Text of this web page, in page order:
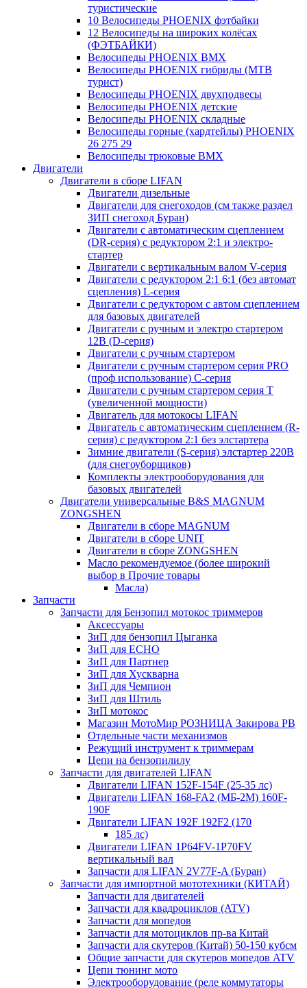
туристические
10 Велосипеды PHOENIX фэтбайки
12 Велосипеды на широких колёсах
(ФЭТБАЙКИ)
Велосипеды PHOENIX BMX
Велосипеды PHOENIX гибриды (MTB
турист)
Велосипеды PHOENIX двухподвесы
Велосипеды PHOENIX детские
Велосипеды PHOENIX складные
Велосипеды горные (хардтейлы) PHOENIX
26 275 29
Велосипеды трюковые BMX
Двигатели
Двигатели в сборе LIFAN
Двигатели дизельные
Двигатели для снегоходов (см также раздел
ЗИП снегоход Буран)
Двигатели с автоматическим сцеплением
(DR-серия) с редуктором 2:1 и электро-
стартер
Двигатели с вертикальным валом V-серия
Двигатели с редуктором 2:1 6:1 (без автомат
сцепления) L-серия
Двигатели с редуктором с автом сцеплением
для базовых двигателей
Двигатели с ручным и электро стартером
12В (D-серия)
Двигатели с ручным стартером
Двигатели с ручным стартером серия PRO
(проф использование) C-серия
Двигатели с ручным стартером серия Т
(увеличенной мощности)
Двигатель для мотокосы LIFAN
Двигатель с автоматическим сцеплением (R-
серия) с редуктором 2:1 без элстартера
Зимние двигатели (S-серия) элстартер 220В
(для снегоуборщиков)
Комплекты электрооборудования для
базовых двигателей
Двигатели универсальные B&S MAGNUM
ZONGSHEN
Двигатели в сборе MAGNUM
Двигатели в сборе UNIT
Двигатели в сборе ZONGSHEN
Масло рекомендуемое (более широкий
выбор в Прочие товары
Масла)
Запчасти
Запчасти для Бензопил мотокос триммеров
Аксессуары
ЗиП для бензопил Цыганка
ЗиП для ЕСНО
ЗиП для Партнер
ЗиП для Хускварна
ЗиП для Чемпион
ЗиП для Штиль
ЗиП мотокос
Магазин МотоМир РОЗНИЦА Закирова РВ
Отдельные части механизмов
Режущий инструмент к триммерам
Цепи на бензопилилу
Запчасти для двигателей LIFAN
Двигатели LIFAN 152F-154F (25-35 лс)
Двигатели LIFAN 168-FA2 (МБ-2М) 160F-
190F
Двигатели LIFAN 192F 192F2 (170
185 лс)
Двигатели LIFAN 1Р64FV-1Р70FV
вертикальный вал
Запчасти для LIFAN 2V77F-A (Буран)
Запчасти для импортной мототехники (КИТАЙ)
Запчасти для двигателей
Запчасти для квадроциклов (ATV)
Запчасти для мопедов
Запчасти для мотоциклов пр-ва Китай
Запчасти для скутеров (Китай) 50-150 кубсм
Общие запчасти для скутеров мопедов ATV
Цепи тюнинг мото
Электрооборудование (реле коммутаторы